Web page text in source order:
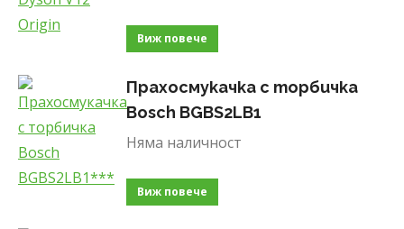
Виж повече
Прахосмукачка с торбичка
Bosch BGBS2LB1
Няма наличност
Виж повече